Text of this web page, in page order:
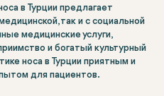
в Турции предлагает
так и с социальной
медицинские услуги,
и богатый культурный
носа в Турции приятным и
для пациентов.